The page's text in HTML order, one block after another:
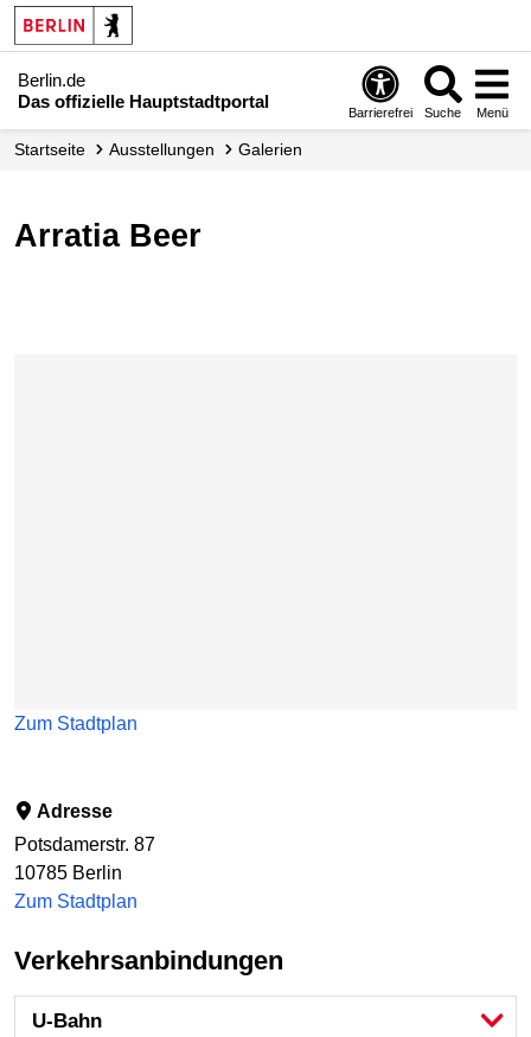
Berlin.de
Das offizielle Hauptstadtportal
Barrierefrei Suche Menü
Startseite Ausstellungen Galerien
Arratia Beer
Zum Stadtplan
Adresse
Potsdamerstr. 87
10785 Berlin
Zum Stadtplan
Verkehrsanbindungen
U-Bahn